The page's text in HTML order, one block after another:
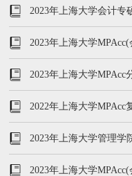
215/102/51
2023年上海大学会计专
2023年上海大学
2023年上海大学
2022年上海大学
参考书
2023年上海大学管理学
略
2023年上海大学